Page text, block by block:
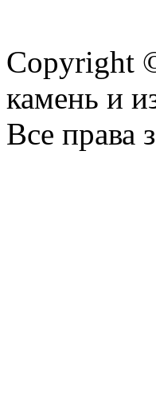
Copyright
камень и
Все права